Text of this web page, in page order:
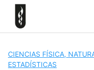
Skip
content
CIENCIAS FÍSICA,
ESTADÍSTICAS